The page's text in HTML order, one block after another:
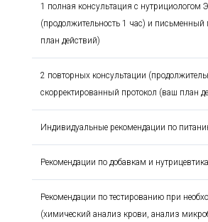
1 полная консультация с нутрициологом
(продолжительность 1 час) и письменный
план действий)
2 повторных консультации
скорректированный протокол (ваш план
Индивидуальные рекомендации по
Рекомендации по добавкам и
Рекомендации по тестированию при
(химический анализ крови, анализ